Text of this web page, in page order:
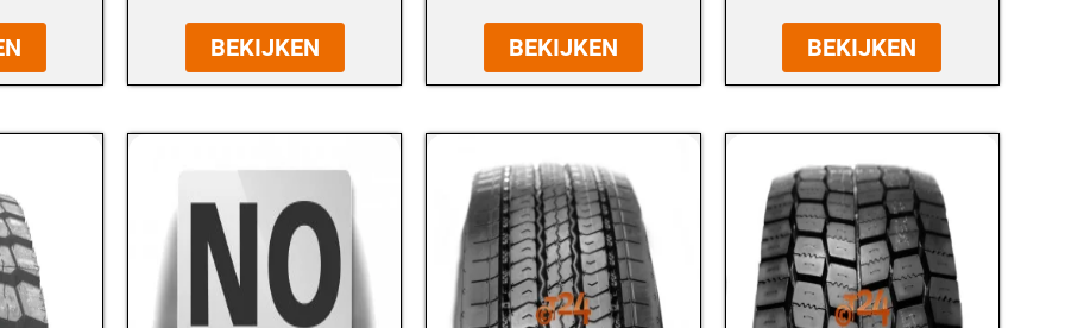
BEKIJKEN BEKIJKEN BEKIJKEN